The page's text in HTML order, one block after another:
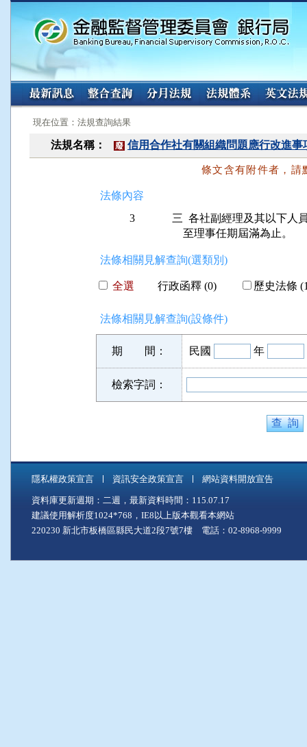
:::
現在位置：法規查詢結果
法規名稱： 廢 信用合作社有關組織問題應行改進事
條文含有附件者，請
法條內容
3
三  各社副經理及其以下人
    至理事任期屆滿為止。
法條相關見解查詢(選類別)
全選 行政函釋 (0) 歷史法條
法條相關見解查詢(設條件)
期 間： 民國 年
檢索字詞：
隱私權政策宣言 資訊安全政策宣言 網站資料開放宣告
資料庫更新週期：二週，最新資料時間：115.07.17
建議使用解析度1024*768，IE8以上版本觀看本網站
220230 新北市板橋區縣民大道2段7號7樓 電話：02-8968-9999